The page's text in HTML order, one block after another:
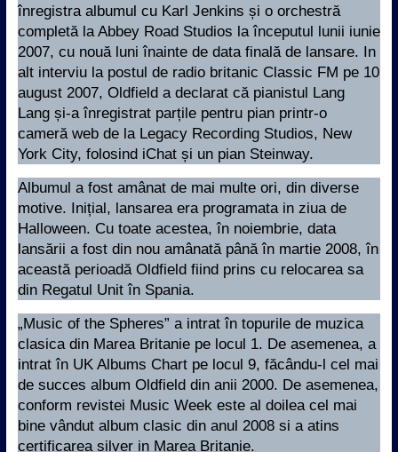
înregistra albumul cu Karl Jenkins și o orchestră
completă la Abbey Road Studios la începutul lunii iunie
2007, cu nouă luni înainte de data finală de lansare. In
alt interviu la postul de radio britanic Classic FM pe 10
august 2007, Oldfield a declarat că pianistul Lang
Lang și-a înregistrat parțile pentru pian printr-o
cameră web de la Legacy Recording Studios, New
York City, folosind iChat și un pian Steinway.
Albumul a fost amânat de mai multe ori, din diverse
motive. Inițial, lansarea era programata in ziua de
Halloween. Cu toate acestea, în noiembrie, data
lansării a fost din nou amânată până în martie 2008, în
această perioadă Oldfield fiind prins cu relocarea sa
din Regatul Unit în Spania.
„Music of the Spheres” a intrat în topurile de muzica
clasica din Marea Britanie pe locul 1. De asemenea, a
intrat în UK Albums Chart pe locul 9, făcându-l cel mai
de succes album Oldfield din anii 2000. De asemenea,
conform revistei Music Week este al doilea cel mai
bine vândut album clasic din anul 2008 si a atins
certificarea silver in Marea Britanie.